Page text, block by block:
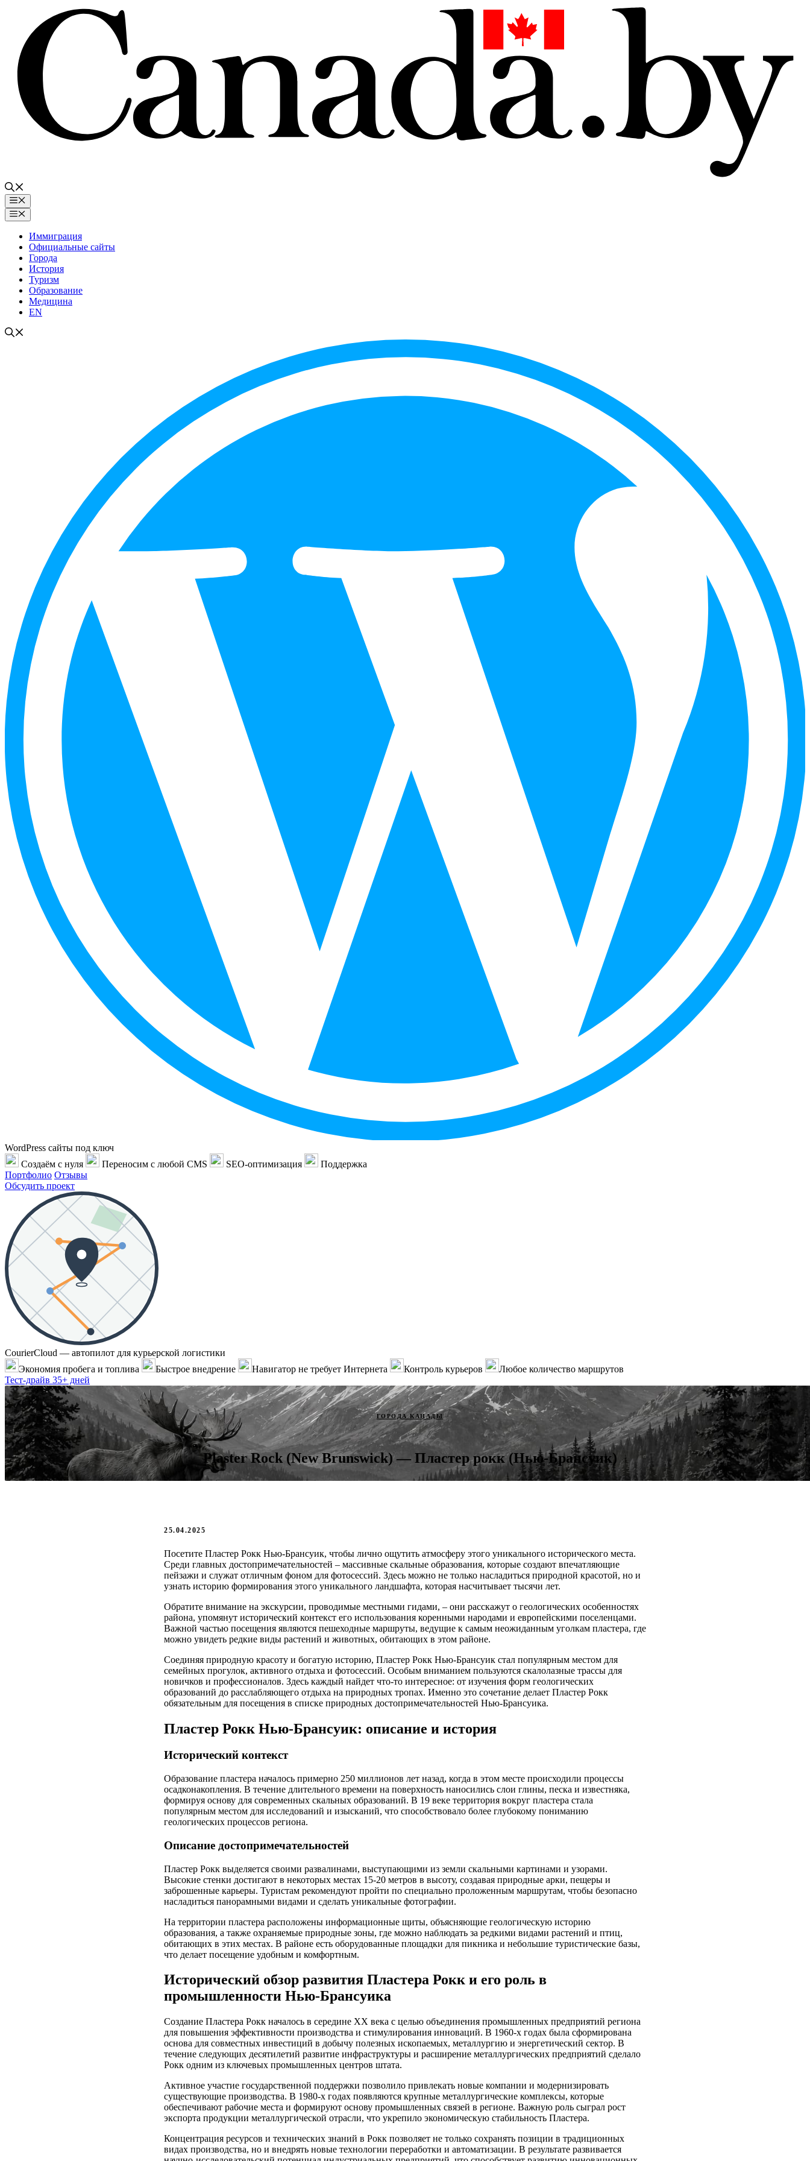
содержимому
Меню
Меню
Иммиграция
Официальные сайты
Города
История
Туризм
Образование
Медицина
EN
WordPress сайты под ключ
Создаём с нуля
Переносим с любой CMS SEO-оптимизация
Поддержка
Портфолио Отзывы
Обсудить проект
CourierCloud — автопилот для курьерской логистики
Экономия пробега и топлива
Быстрое внедрение Навигатор не требует Интернета Контроль курьеров
Любое количество маршрутов
Тест-драйв 35+ дней
ГОРОДА КАНАДЫ
Plaster Rock (New Brunswick) — Пластер рокк (Нью-Брансуик)
25.04.2025
Посетите Пластер Рокк Нью-Брансуик, чтобы лично ощутить атмосферу этого уникального исторического места.
Среди главных достопримечательностей – массивные скальные образования, которые создают впечатляющие
пейзажи и служат отличным фоном для фотосессий. Здесь можно не только насладиться природной красотой, но и
узнать историю формирования этого уникального ландшафта, которая насчитывает тысячи лет.
Обратите внимание на экскурсии, проводимые местными гидами, – они расскажут о геологических особенностях
района, упомянут исторический контекст его использования коренными народами и европейскими поселенцами.
Важной частью посещения являются пешеходные маршруты, ведущие к самым неожиданным уголкам пластера, где
можно увидеть редкие виды растений и животных, обитающих в этом районе.
Соединяя природную красоту и богатую историю, Пластер Рокк Нью-Брансуик стал популярным местом для
семейных прогулок, активного отдыха и фотосессий. Особым вниманием пользуются скалолазные трассы для
новичков и профессионалов. Здесь каждый найдет что-то интересное: от изучения форм геологических
образований до расслабляющего отдыха на природных тропах. Именно это сочетание делает Пластер Рокк
обязательным для посещения в списке природных достопримечательностей Нью-Брансуика.
Пластер Рокк Нью-Брансуик: описание и история
Исторический контекст
Образование пластера началось примерно 250 миллионов лет назад, когда в этом месте происходили процессы
осадконакопления. В течение длительного времени на поверхность наносились слои глины, песка и известняка,
формируя основу для современных скальных образований. В 19 веке территория вокруг пластера стала
популярным местом для исследований и изысканий, что способствовало более глубокому пониманию
геологических процессов региона.
Описание достопримечательностей
Пластер Рокк выделяется своими развалинами, выступающими из земли скальными картинами и узорами.
Высокие стенки достигают в некоторых местах 15-20 метров в высоту, создавая природные арки, пещеры и
заброшенные карьеры. Туристам рекомендуют пройти по специально проложенным маршрутам, чтобы безопасно
насладиться панорамными видами и сделать уникальные фотографии.
На территории пластера расположены информационные щиты, объясняющие геологическую историю
образования, а также охраняемые природные зоны, где можно наблюдать за редкими видами растений и птиц,
обитающих в этих местах. В районе есть оборудованные площадки для пикника и небольшие туристические базы,
что делает посещение удобным и комфортным.
Исторический обзор развития Пластера Рокк и его роль в
промышленности Нью-Брансуика
Создание Пластера Рокк началось в середине XX века с целью объединения промышленных предприятий региона
для повышения эффективности производства и стимулирования инноваций. В 1960-х годах была сформирована
основа для совместных инвестиций в добычу полезных ископаемых, металлургию и энергетический сектор. В
течение следующих десятилетий развитие инфраструктуры и расширение металлургических предприятий сделало
Рокк одним из ключевых промышленных центров штата.
Активное участие государственной поддержки позволило привлекать новые компании и модернизировать
существующие производства. В 1980-х годах появляются крупные металлургические комплексы, которые
обеспечивают рабочие места и формируют основу промышленных связей в регионе. Важную роль сыграл рост
экспорта продукции металлургической отрасли, что укрепило экономическую стабильность Пластера.
Концентрация ресурсов и технических знаний в Рокк позволяет не только сохранять позиции в традиционных
видах производства, но и внедрять новые технологии переработки и автоматизации. В результате развивается